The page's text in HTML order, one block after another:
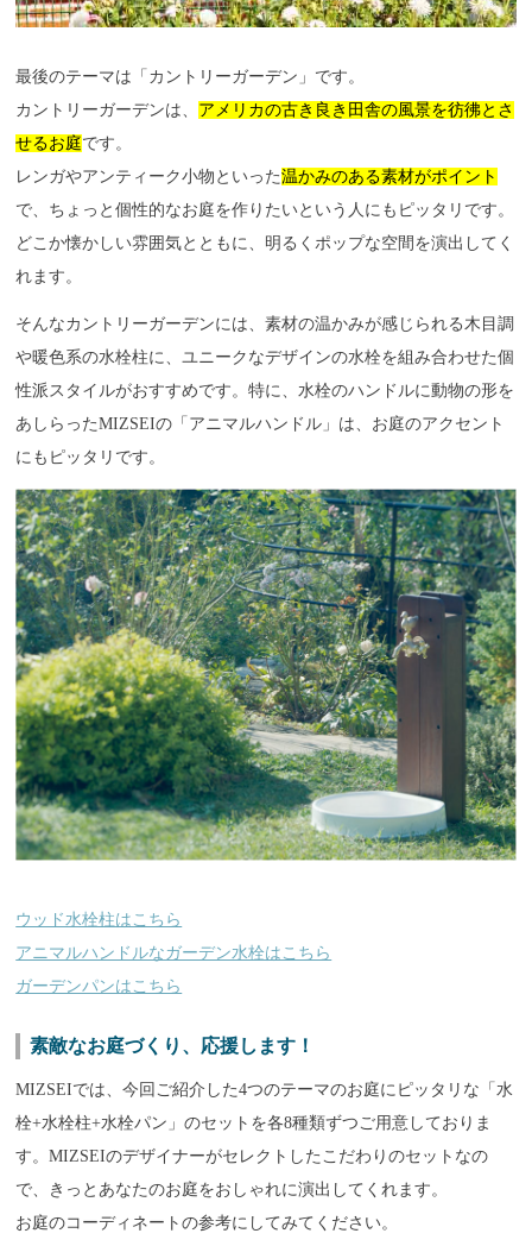
最後のテーマは「カントリーガーデン」です。
カントリーガーデンは、 アメリカの古き良き田舎の風景を彷彿とさ
せるお庭です。
レンガやアンティーク小物といった温かみのある素材がポイント
で、ちょっと個性的なお庭を作りたいという人にもピッタリです。
どこか懐かしい雰囲気とともに、明るくポップな空間を演出してく
れます。
そんなカントリーガーデンには、素材の温かみが感じられる木目調
や暖色系の水栓柱に、ユニークなデザインの水栓を組み合わせた個
性派スタイルがおすすめです。特に、水栓のハンドルに動物の形を
あしらったMIZSEIの「アニマルハンドル」は、お庭のアクセント
にもピッタリです。
ウッド水栓柱はこちら
アニマルハンドルなガーデン水栓はこちら
ガーデンパンはこちら
素敵なお庭づくり、応援します！
MIZSEIでは、今回ご紹介した4つのテーマのお庭にピッタリな「水
栓+水栓柱+水栓パン」のセットを各8種類ずつご用意しておりま
す。MIZSEIのデザイナーがセレクトしたこだわりのセットなの
で、きっとあなたのお庭をおしゃれに演出してくれます。
お庭のコーディネートの参考にしてみてください。